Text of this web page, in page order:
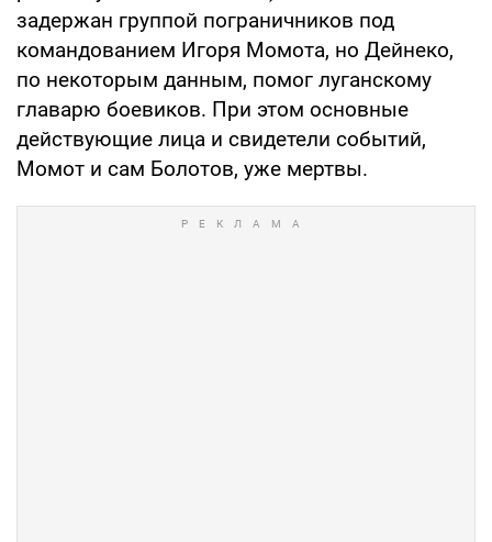
задержан группой пограничников под
командованием Игоря Момота, но Дейнеко,
по некоторым данным, помог луганскому
главарю боевиков. При этом основные
действующие лица и свидетели событий,
Момот и сам Болотов, уже мертвы.